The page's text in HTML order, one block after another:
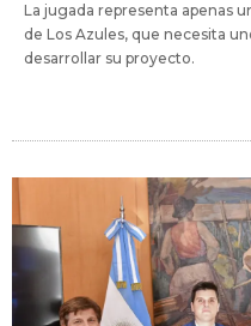
La jugada representa apenas
de Los Azules, que necesita
desarrollar su proyecto.